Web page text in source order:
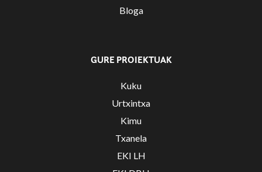
Bloga
GURE PROIEKTUAK
Kuku
Urtxintxa
Kimu
Txanela
EKI LH